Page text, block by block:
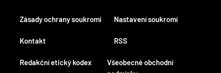
Kontakt
Redakční etický kodex
RSS
Všeobecné obchodní
Zásady ochrany soukromí Nastavení soukromí